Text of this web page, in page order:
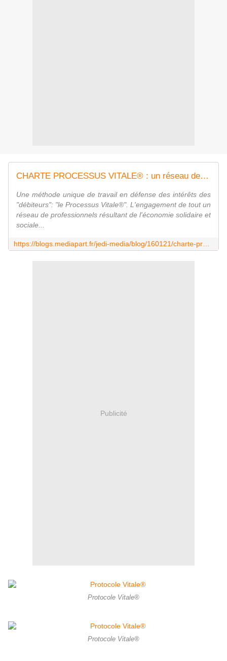
CHARTE PROCESSUS VITALE® : un réseau de professionnels en faveur des "débiteurs"
Une méthode unique de travail en défense des intérêts des
"débiteurs": "le Processus Vitale®". L'engagement de tout un
réseau de professionnels résultant de l'économie solidaire et
sociale...
Publicité
Protocole Vitale®
Protocole Vitale®